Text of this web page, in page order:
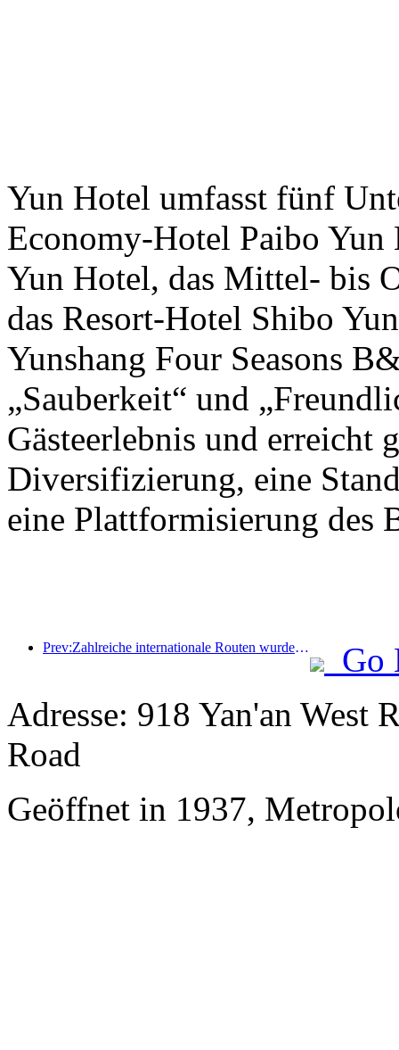
Yun Hotel umfasst fünf
Economy-Hotel Paibo
Yun Hotel, das Mittel- bis
das Resort-Hotel Shibo
Yunshang Four Seasons
„Sauberkeit“ und
Gästeerlebnis und erreicht
Diversifizierung, eine
eine Plattformisierung des
Prev:Zahlreiche internationale Routen wurden kürzlich eröffnet und ausgebaut
Go
Adresse: 918 Yan'an West
Road
Geöffnet in 1937,